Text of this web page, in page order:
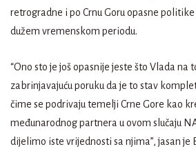
retrogradne i po Crnu Goru opasne
dužem vremenskom periodu.
“Ono sto je još opasnije jeste što Vlada na
zabrinjavajuću poruku da je to stav
čime se podrivaju temelji Crne Gore kao
međunarodnog partnera u ovom slučaju
dijelimo iste vrijednosti sa njima”, jasan je